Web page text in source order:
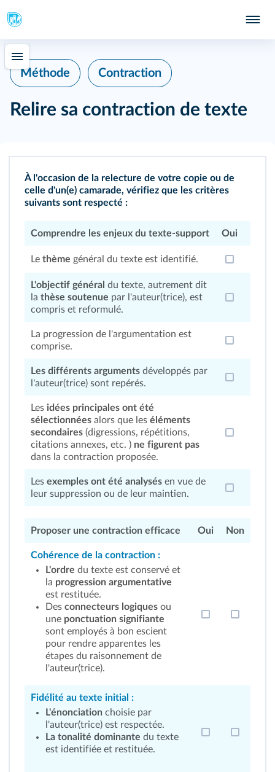
Méthode Contraction
Relire sa contraction de texte
À l'occasion de la relecture de votre copie ou de
celle d'un(e) camarade, vérifiez que les critères
suivants sont respecté :
Comprendre les enjeux du texte‑support Oui
Le thème général du texte est identifié.
L'objectif général du texte, autrement dit
la thèse soutenue par l'auteur(trice), est
compris et reformulé.
La progression de l'argumentation est
comprise.
Les différents arguments développés par
l'auteur(trice) sont repérés.
Les idées principales ont été
sélectionnées alors que les éléments
secondaires (digressions, répétitions,
citations annexes, etc. ) ne figurent pas
dans la contraction proposée.
Les exemples ont été analysés en vue de
leur suppression ou de leur maintien.
Proposer une contraction efficace Oui Non
Cohérence de la contraction :
L'ordre du texte est conservé et
la progression argumentative
est restituée.
Des connecteurs logiques ou
une ponctuation signifiante
sont employés à bon escient
pour rendre apparentes les
étapes du raisonnement de
l'auteur(trice).
Fidélité au texte initial :
L'énonciation choisie par
l'auteur(trice) est respectée.
La tonalité dominante du texte
est identifiée et restituée.